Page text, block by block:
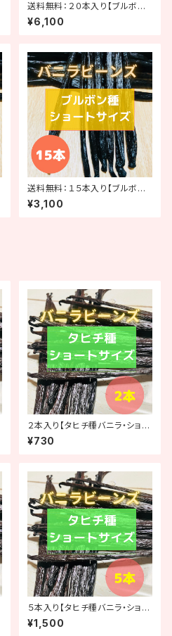
送料無料：２０本入り【ブルボン
バニラ・ロングサイズ（16-17c
m）】
¥6,100
送料無料：１５本入り【ブルボン
バニラ・ショートサイズ（10-13c
m）】
¥3,100
２本入り【タヒチ種バニラ・ショー
トサイズ（14-15cm）】
¥730
５本入り【タヒチ種バニラ・ショー
トサイズ（14-15cm）】
¥1,500